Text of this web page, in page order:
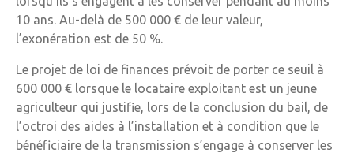
10 ans. Au-delà de 500 000 € de leur valeur,
l’exonération est de 50 %.
Le projet de loi de finances prévoit de porter ce seuil à
600 000 € lorsque le locataire exploitant est un jeune
agriculteur qui justifie, lors de la conclusion du bail, de
l’octroi des aides à l’installation et à condition que le
bénéficiaire de la transmission s’engage à conserver les